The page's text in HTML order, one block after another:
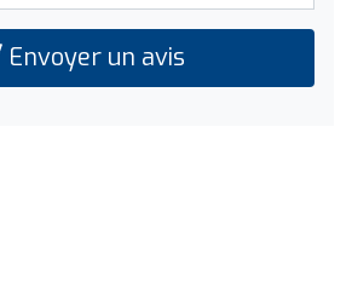
Envoyer un avis